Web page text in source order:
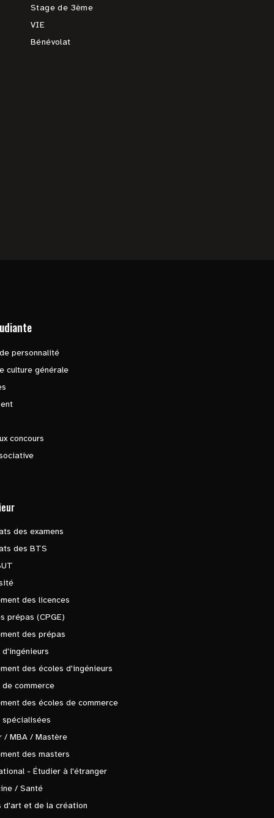
Stage de 3ème
VIE
Bénévolat
personnalité
culture générale
concours
des examens
des BTS
des licences
prépas (CPGE)
des prépas
d'ingénieurs
des écoles d'ingénieurs
de commerce
des écoles de commerce
spécialisées
/ MBA / Mastère
des masters
- Étudier à l'étranger
/ Santé
d'art et de la création